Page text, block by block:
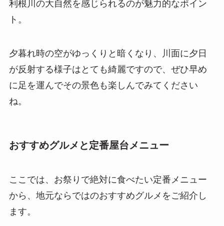
利根川の大自然を感じられるのが魅力的なポイン
ト。
夕暮れ時の空がゆっくりと暗くなり、川面に夕日
が反射する様子はとても綺麗ですので、ぜひ早め
に足を運んでその景色も楽しんでみてください
ね。
おすすめグルメと定番屋台メニュー
ここでは、お祭りで絶対に食べたい定番メニュー
から、地元ならではのおすすめグルメをご紹介し
ます。